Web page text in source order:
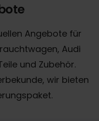
Angebote für
Audi
und Zubehör.
wir bieten